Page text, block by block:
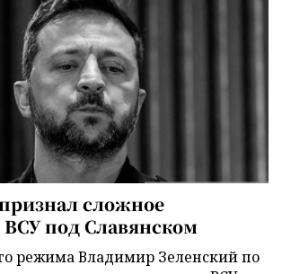
сложное
под Славянском
режима Владимир Зеленский по